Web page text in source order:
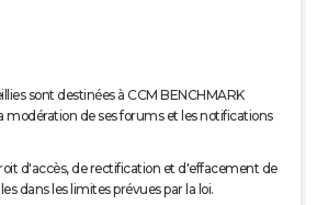
sont destinées à CCM BENCHMARK
modération de ses forums et les notifications
d'accès, de rectification et d'effacement de
dans les limites prévues par la loi.